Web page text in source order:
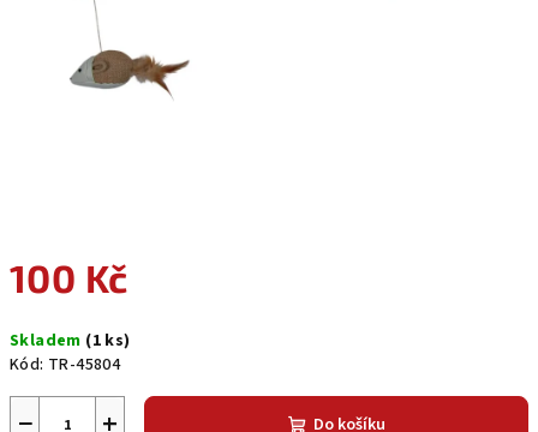
100 Kč
cena:
Skladem (1 ks)
Kód: TR-45804
Do košíku